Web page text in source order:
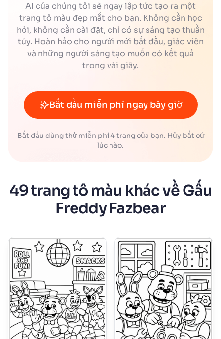
AI của chúng tôi sẽ ngay lập tức tạo ra một
trang tô màu đẹp mắt cho bạn. Không cần học
hỏi, không cần cài đặt, chỉ có sự sáng tạo thuần
túy. Hoàn hảo cho người mới bắt đầu, giáo viên
và những người sáng tạo muốn có kết quả
trong vài giây.
Bắt đầu miễn phí ngay bây giờ
Bắt đầu dùng thử miễn phí 4 trang của bạn. Hủy bất cứ
lúc nào.
49 trang tô màu khác về Gấu
Freddy Fazbear